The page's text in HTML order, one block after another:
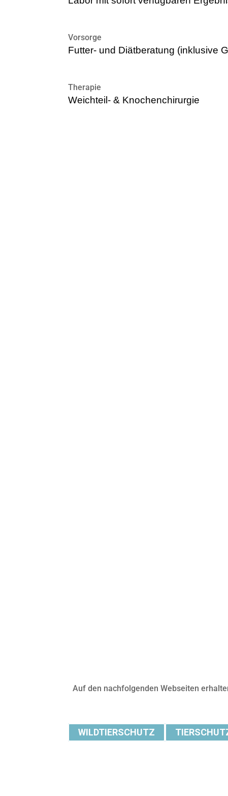
Vorsorge
Futter- und Diätberatung (inklusive
Therapie
Weichteil- & Knochenchirurgie
Auf den nachfolgenden Webseiten
WILDTIERSCHUTZ